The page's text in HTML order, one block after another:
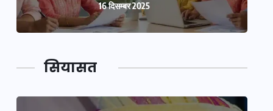
16 दिसम्बर 2025
सियासत